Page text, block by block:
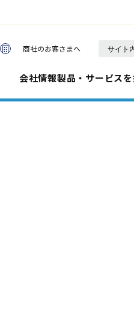
商社のお客さまへ
会社情報製品・サービス